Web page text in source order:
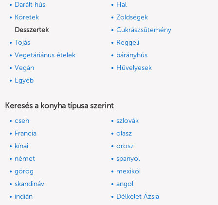
Darált hús
Hal
Köretek
Zöldségek
Desszertek
Cukrászsütemény
Tojás
Reggeli
Vegetáriánus ételek
bárányhús
Vegán
Hüvelyesek
Egyéb
Keresés a konyha típusa szerint
cseh
szlovák
Francia
olasz
kínai
orosz
német
spanyol
görög
mexikói
skandináv
angol
indián
Délkelet Ázsia